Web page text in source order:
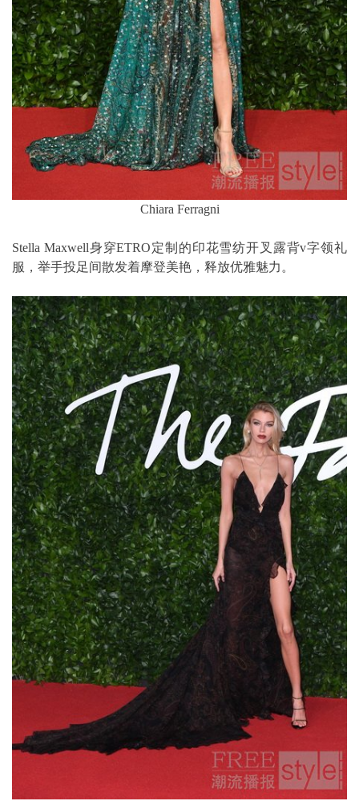
Chiara Ferragni
Stella Maxwell身穿ETRO定制的印花雪纺开叉露背v字领礼
服，举手投足间散发着摩登美艳，释放优雅魅力。